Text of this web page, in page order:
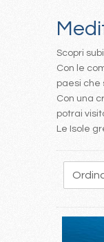
Scopri
Con le
paesi che
Con una
potrai
Le Isole
143